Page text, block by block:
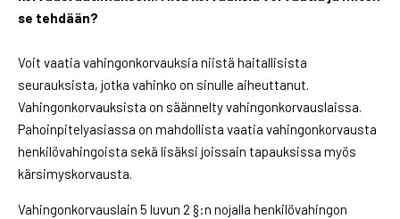
se tehdään?
Voit vaatia vahingonkorvauksia niistä haitallisista
seurauksista, jotka vahinko on sinulle aiheuttanut.
Vahingonkorvauksista on säännelty vahingonkorvauslaissa.
Pahoinpitelyasiassa on mahdollista vaatia vahingonkorvausta
henkilövahingoista sekä lisäksi joissain tapauksissa myös
kärsimyskorvausta.
Vahingonkorvauslain 5 luvun 2 §:n nojalla henkilövahingon